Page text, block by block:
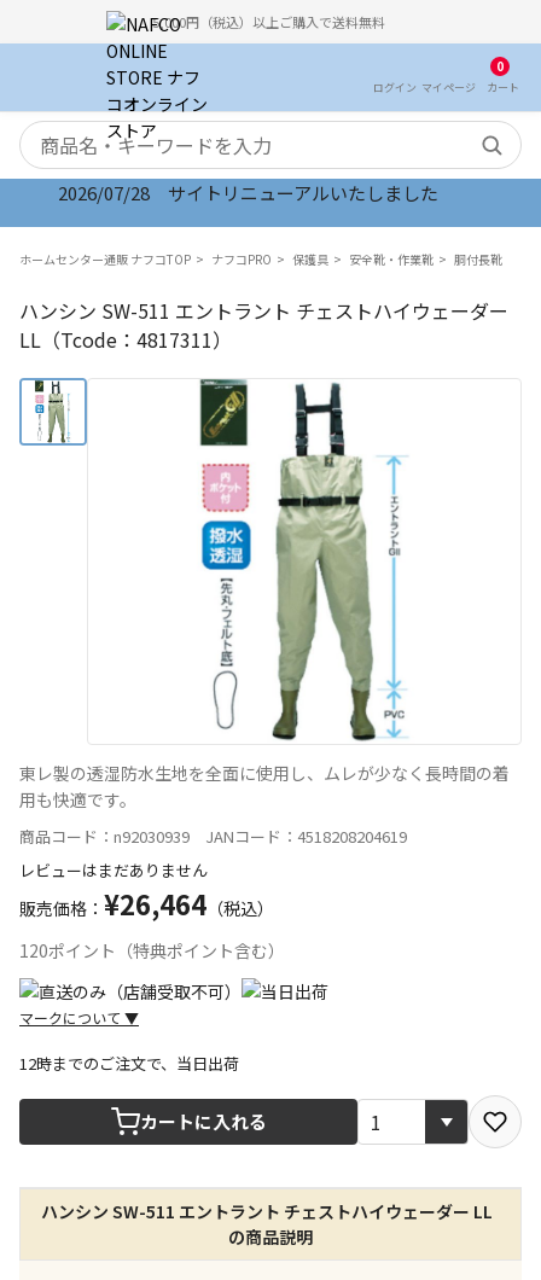
5,000円（税込）以上ご購入で送料無料
ログイン マイ ページ
0
カート
検索キーワード
2026/07/28 サイトリニューアルいたしました
ホームセンター通販 ナフコTOP ナフコPRO 保護具 安全靴・作業靴 胴付長靴
ハンシン SW-511 エントラント チェストハイウェーダー
LL（Tcode：4817311）
東レ製の透湿防水生地を全面に使用し、ムレが少なく長時間の着
用も快適です。
商品コード：n92030939 JANコード：4518208204619
レビューはまだありません
販売価格： ¥26,464 （税込）
120ポイント（特典ポイント含む）
マークについて ▼
宅配や店舗受取を選択できる商品です
店舗のみで受取できる商品です（宅配便でのお届けが
できません）
※同時購入の商品は、全て同じ店舗での受取となりま
す
12時までのご注文で、当日出荷
カートに入れる
ハンシン SW-511 エントラント チェストハイウェーダー LL
の商品説明